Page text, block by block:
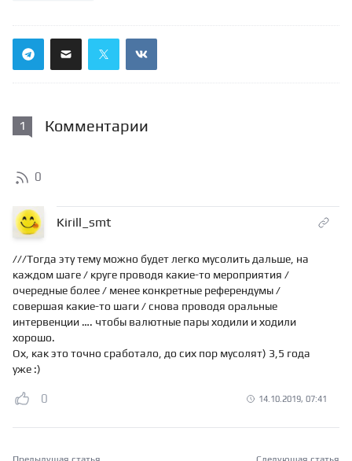
1 Комментарии
0
Kirill_smt
///Тогда эту тему можно будет легко мусолить дальше, на
каждом шаге / круге проводя какие-то мероприятия /
очередные более / менее конкретные референдумы /
совершая какие-то шаги / снова проводя оральные
интервенции …. чтобы валютные пары ходили и ходили
хорошо.
Ох, как это точно сработало, до сих пор мусолят) 3,5 года
уже :)
0 14.10.2019, 07:41